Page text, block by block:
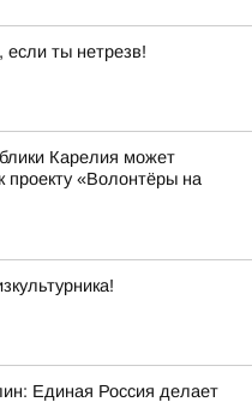
ты нетрезв!
Карелия может
проекту «Волонтёры на
Единая Россия делает